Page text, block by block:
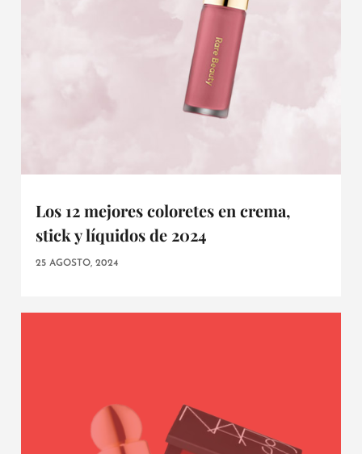
Los 12 mejores coloretes en crema,
stick y líquidos de 2024
25 AGOSTO, 2024